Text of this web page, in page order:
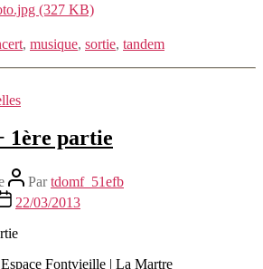
(327 KB)
, musique, sortie, tandem
1ère partie
Partdomf_51efb
22/03/2013
Fontvieille | La Martre